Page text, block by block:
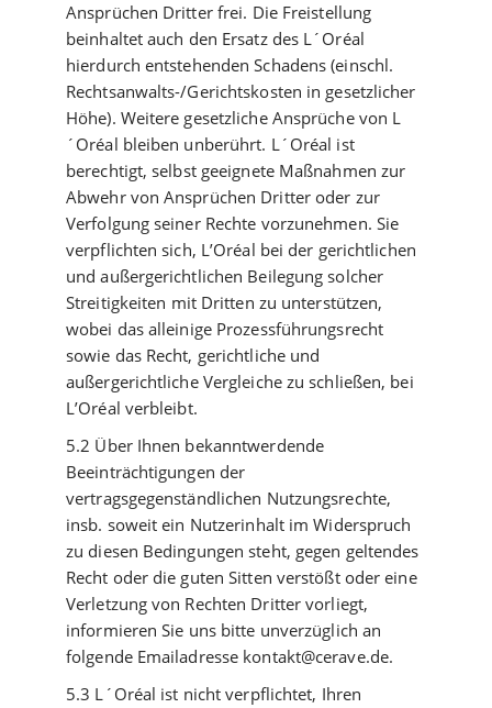
Ansprüchen Dritter frei. Die Freistellung
beinhaltet auch den Ersatz des L´Oréal
hierdurch entstehenden Schadens (einschl.
Rechtsanwalts-/Gerichtskosten in gesetzlicher
Höhe). Weitere gesetzliche Ansprüche von L
´Oréal bleiben unberührt. L´Oréal ist
berechtigt, selbst geeignete Maßnahmen zur
Abwehr von Ansprüchen Dritter oder zur
Verfolgung seiner Rechte vorzunehmen. Sie
verpflichten sich, L’Oréal bei der gerichtlichen
und außergerichtlichen Beilegung solcher
Streitigkeiten mit Dritten zu unterstützen,
wobei das alleinige Prozessführungsrecht
sowie das Recht, gerichtliche und
außergerichtliche Vergleiche zu schließen, bei
L’Oréal verbleibt.
5.2 Über Ihnen bekanntwerdende
Beeinträchtigungen der
vertragsgegenständlichen Nutzungsrechte,
insb. soweit ein Nutzerinhalt im Widerspruch
zu diesen Bedingungen steht, gegen geltendes
Recht oder die guten Sitten verstößt oder eine
Verletzung von Rechten Dritter vorliegt,
informieren Sie uns bitte unverzüglich an
folgende Emailadresse kontakt@cerave.de.
5.3 L´Oréal ist nicht verpflichtet, Ihren